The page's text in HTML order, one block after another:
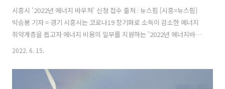
시흥시 '2022년 에너지 바우처' 신청 접수 출처 : 뉴스핌 [시흥=뉴스핌]
박승봉 기자 = 경기 시흥시는 코로나19 장기화로 소득이 감소한 에너지
취약계층을 돕고자 에너지 비용의 일부를 지원하는 '2022년 에너지바우
처'를 오는 12월 30일까지 접수받는다고 14일 밝혔다. 시에 따르면 에너
수급자 중 주민등록상 가구원에 △노인(1957.12.31. 이전 출생자) △영
유아(2016.01.01. 이후 출생자) △장애인 △임산부 △중증질환자·희귀
2022. 6. 15.